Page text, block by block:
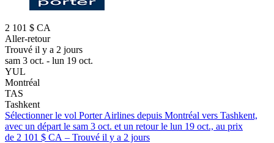
2 101 $ CA
Aller-retour
Trouvé il y a 2 jours
sam 3 oct. - lun 19 oct.
YUL
Montréal
TAS
Tashkent
Sélectionner le vol Porter Airlines depuis Montréal vers Tashkent,
avec un départ le sam 3 oct. et un retour le lun 19 oct., au prix
de 2 101 $ CA – Trouvé il y a 2 jours